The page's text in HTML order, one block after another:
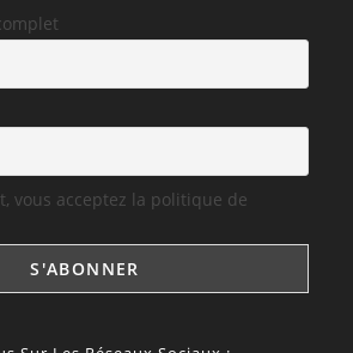
vous acceptez la politique de